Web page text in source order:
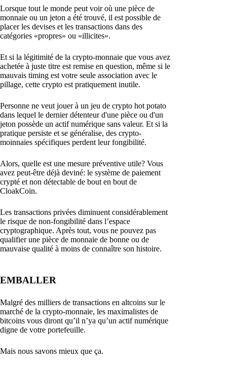
Lorsque tout le monde peut voir où une pièce de
monnaie ou un jeton a été trouvé, il est possible de
placer les devises et les transactions dans des
catégories «propres» ou «illicites».
Et si la légitimité de la crypto-monnaie que vous avez
achetée à juste titre est remise en question, même si le
mauvais timing est votre seule association avec le
pillage, cette crypto est pratiquement inutile.
Personne ne veut jouer à un jeu de crypto hot potato
dans lequel le dernier détenteur d'une pièce ou d'un
jeton possède un actif numérique sans valeur. Et si la
pratique persiste et se généralise, des crypto-
moinnaies spécifiques perdent leur fongibilité.
Alors, quelle est une mesure préventive utile? Vous
avez peut-être déjà deviné: le système de paiement
crypté et non détectable de bout en bout de
CloakCoin.
Les transactions privées diminuent considérablement
le risque de non-fongibilité dans l’espace
cryptographique. Après tout, vous ne pouvez pas
qualifier une pièce de monnaie de bonne ou de
mauvaise qualité à moins de connaître son histoire.
EMBALLER
Malgré des milliers de transactions en altcoins sur le
marché de la crypto-monnaie, les maximalistes de
bitcoins vous diront qu’il n’ya qu’un actif numérique
digne de votre portefeuille.
Mais nous savons mieux que ça.